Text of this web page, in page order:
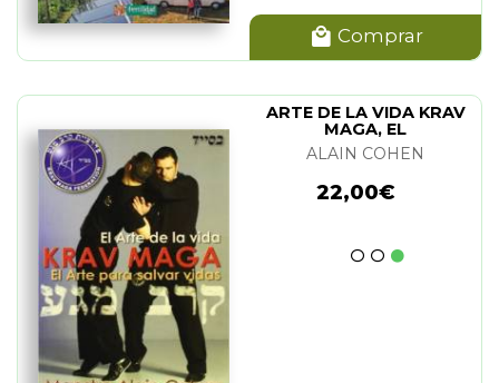
Comprar
ARTE DE LA VIDA KRAV
MAGA, EL
ALAIN COHEN
22,00€